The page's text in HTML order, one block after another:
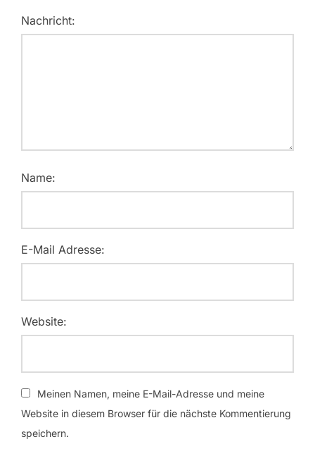
Nachricht:
Name:
E-Mail Adresse:
Website:
Meinen Namen, meine E-Mail-Adresse und meine
Website in diesem Browser für die nächste Kommentierung
speichern.